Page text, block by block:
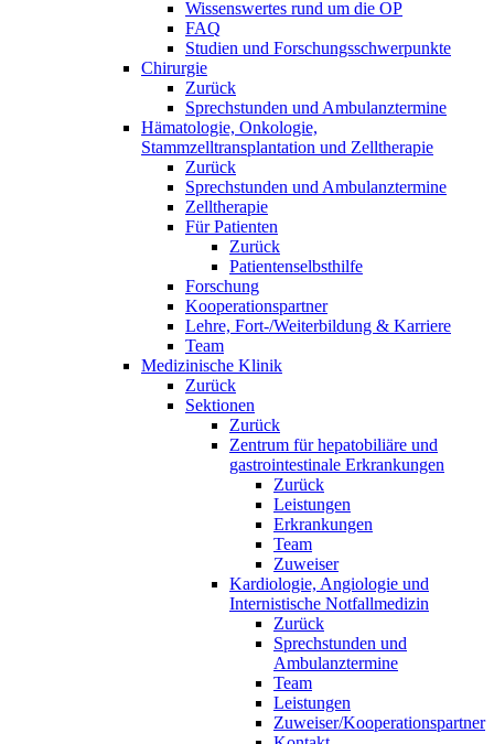
Wissenswertes rund um die OP
FAQ
Studien und Forschungsschwerpunkte
Chirurgie
Zurück
Sprechstunden und Ambulanztermine
Hämatologie, Onkologie,
Stammzelltransplantation und Zelltherapie
Zurück
Sprechstunden und Ambulanztermine
Zelltherapie
Für Patienten
Zurück
Patientenselbsthilfe
Forschung
Kooperationspartner
Lehre, Fort-/Weiterbildung & Karriere
Team
Medizinische Klinik
Zurück
Sektionen
Zurück
Zentrum für hepatobiliäre und
gastrointestinale Erkrankungen
Zurück
Leistungen
Erkrankungen
Team
Zuweiser
Kardiologie, Angiologie und
Internistische Notfallmedizin
Zurück
Sprechstunden und
Ambulanztermine
Team
Leistungen
Zuweiser/Kooperationspartner